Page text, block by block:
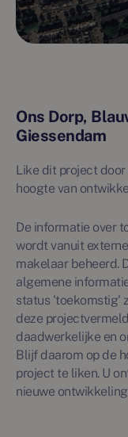
Ons Dorp,
Giessendam
Like dit project
hoogte van
De informatie over
wordt vanuit
makelaar beheerd.
algemene
status 'toekomstig'
deze
daadwerkelijke en
Blijf daarom op de
project te liken. U
nieuwe